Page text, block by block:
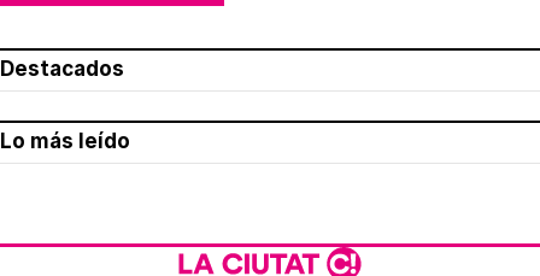
Destacados
Lo más leído